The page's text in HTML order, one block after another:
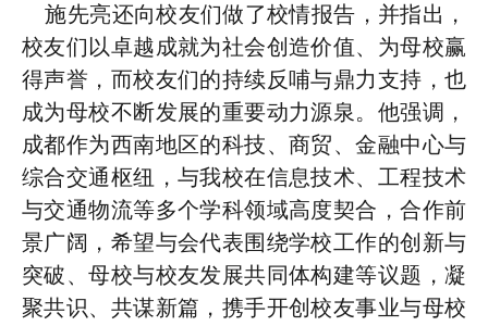
施先亮还向校友们做了校情报告，并指出，
校友们以卓越成就为社会创造价值、为母校赢
得声誉，而校友们的持续反哺与鼎力支持，也
成为母校不断发展的重要动力源泉。他强调，
成都作为西南地区的科技、商贸、金融中心与
综合交通枢纽，与我校在信息技术、工程技术
与交通物流等多个学科领域高度契合，合作前
景广阔，希望与会代表围绕学校工作的创新与
突破、母校与校友发展共同体构建等议题，凝
聚共识、共谋新篇，携手开创校友事业与母校